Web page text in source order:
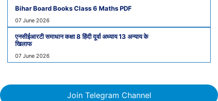
Bihar Board Books Class 6 Maths PDF
07 June 2026
एनसीईआरटी समाधान कक्षा 8 हिंदी दूर्वा अध्याय 13 अन्याय के
खिलाफ
07 June 2026
Join Telegram Channel